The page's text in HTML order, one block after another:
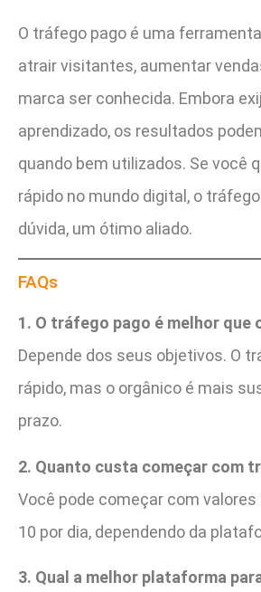
O tráfego pago é uma
atrair visitantes, aumentar
marca ser conhecida. Embora
aprendizado, os resultados
quando bem utilizados. Se você
rápido no mundo digital, o
dúvida, um ótimo aliado.
FAQs
1. O tráfego pago é melhor que
Depende dos seus objetivos. O
rápido, mas o orgânico é mais
prazo.
2. Quanto custa começar com
Você pode começar com valores
10 por dia, dependendo da
3. Qual a melhor plataforma